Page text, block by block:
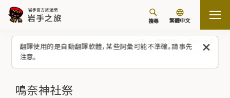
翻譯使用的是自動翻譯軟體，某些詞彙可能不準確。請事先
注意。
搜尋 繁體中文
鳴奈神社祭